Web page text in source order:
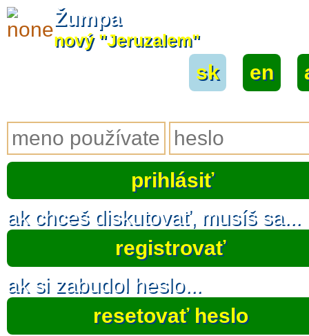
Žumpa
nový "Jeruzalem"
sk en
ak chceš diskutovať, musíš sa...
registrovať
ak si zabudol heslo...
resetovať heslo